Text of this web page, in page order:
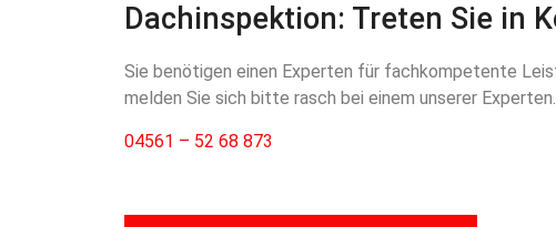
Dachinspektion: Treten Sie in
Sie benötigen einen Experten für fachkompetente
melden Sie sich bitte rasch bei einem unserer Experten.
04561 – 52 68 873